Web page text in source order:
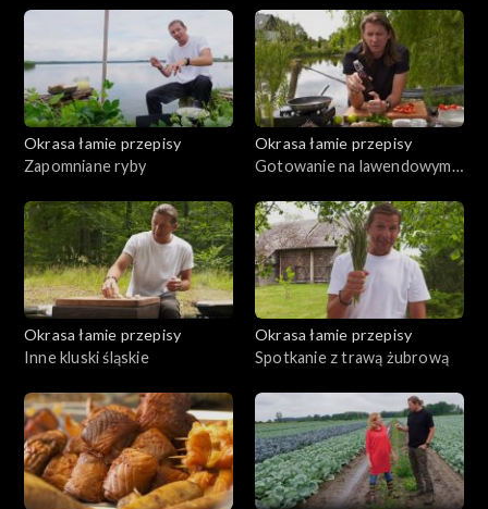
Okrasa łamie przepisy
Zapomniane ryby
Okrasa łamie przepisy
Gotowanie na lawendowym
Okrasa łamie przepisy
Inne kluski śląskie
Okrasa łamie przepisy
Spotkanie z trawą żubrową